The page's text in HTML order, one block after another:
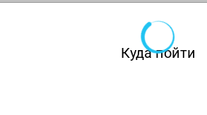
Куда пойти